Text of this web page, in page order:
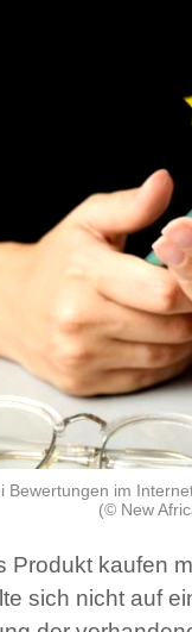
Bewertungen im
(© New
Produkt kaufen
sich nicht auf